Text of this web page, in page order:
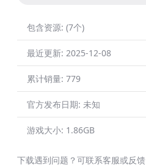
包含资源: (7个)
最近更新: 2025-12-08
累计销量: 779
官方发布日期: 未知
游戏大小: 1.86GB
下载遇到问题？可联系客服或反馈